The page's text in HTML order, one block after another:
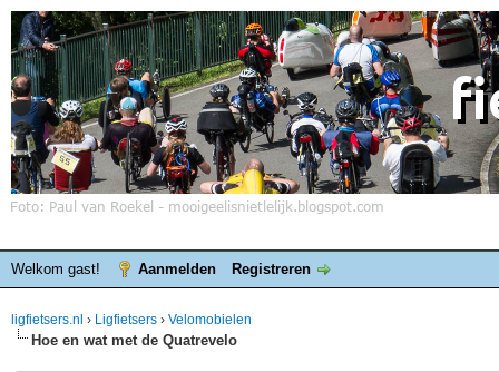
Welkom gast! Aanmelden Registreren
ligfietsers.nl › Ligfietsers › Velomobielen
Hoe en wat met de Quatrevelo